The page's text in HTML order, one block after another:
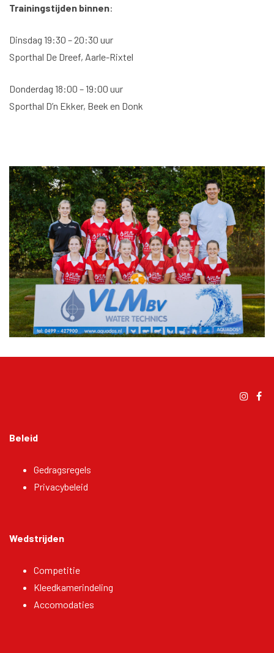
Trainingstijden binnen:
Dinsdag 19:30 – 20:30 uur
Sporthal De Dreef, Aarle-Rixtel
Donderdag 18:00 – 19:00 uur
Sporthal D’n Ekker, Beek en Donk
Beleid
Gedragsregels
Privacybeleid
Wedstrijden
Competitie
Kleedkamerindeling
Accomodaties